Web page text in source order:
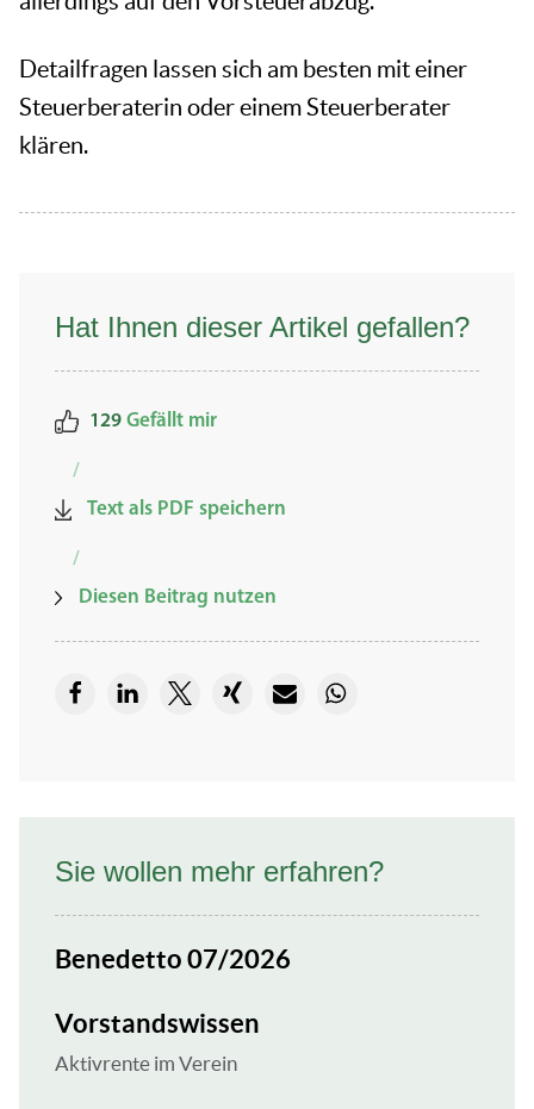
Detailfragen lassen sich am besten mit einer
Steuerberaterin oder einem Steuerberater
klären.
Hat Ihnen dieser Artikel gefallen?
129 Gefällt mir
/
Text als PDF speichern
/
Diesen Beitrag nutzen
Sie wollen mehr erfahren?
Benedetto 07/2026
Vorstandswissen
Aktivrente im Verein